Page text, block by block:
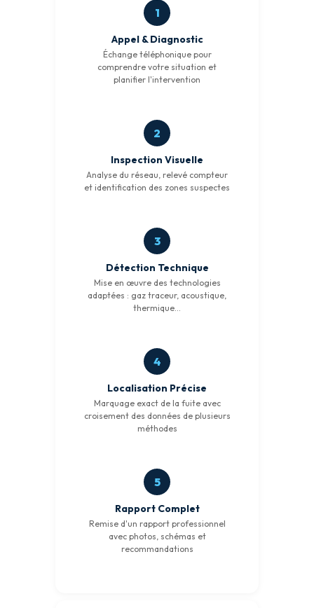
Appel & Diagnostic
Échange téléphonique pour
comprendre votre situation et
planifier l'intervention
Inspection Visuelle
Analyse du réseau, relevé compteur
et identification des zones suspectes
Détection Technique
Mise en œuvre des technologies
adaptées : gaz traceur, acoustique,
thermique…
Localisation Précise
Marquage exact de la fuite avec
croisement des données de plusieurs
méthodes
Rapport Complet
Remise d'un rapport professionnel
avec photos, schémas et
recommandations